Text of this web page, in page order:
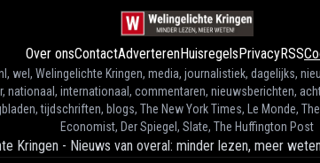
Over onsContactAdverterenHuisregelsPrivacyRSS
wel, Welingelichte Kringen, media, journalistiek, dagelijks,
nationaal, internationaal, commentaren, nieuwsberichten,
tijdschriften, blogs, The New York Times, Le Monde,
Economist, Der Spiegel, Slate, The Huffington Post
Kringen - Nieuws van overal: minder lezen, meer weten